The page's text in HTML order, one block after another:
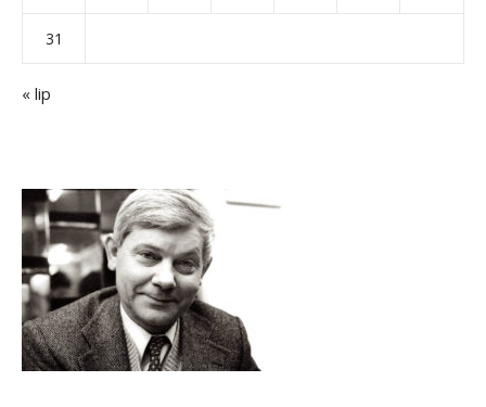
31
« lip